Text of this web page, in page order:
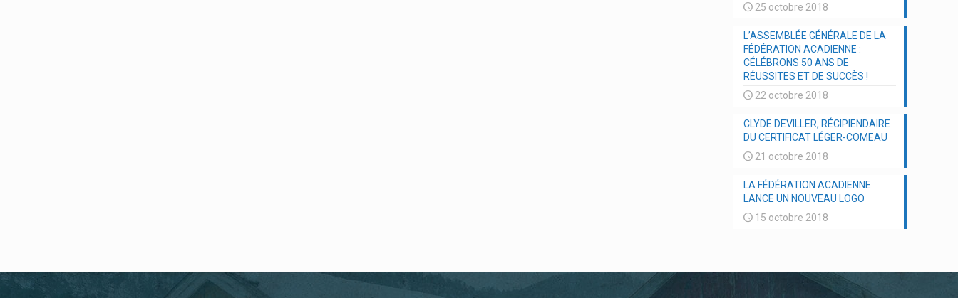
25 octobre 2018
L’ASSEMBLÉE GÉNÉRALE DE LA
FÉDÉRATION ACADIENNE :
CÉLÉBRONS 50 ANS DE
RÉUSSITES ET DE SUCCÈS !
22 octobre 2018
CLYDE DEVILLER, RÉCIPIENDAIRE
DU CERTIFICAT LÉGER-COMEAU
21 octobre 2018
LA FÉDÉRATION ACADIENNE
LANCE UN NOUVEAU LOGO
15 octobre 2018